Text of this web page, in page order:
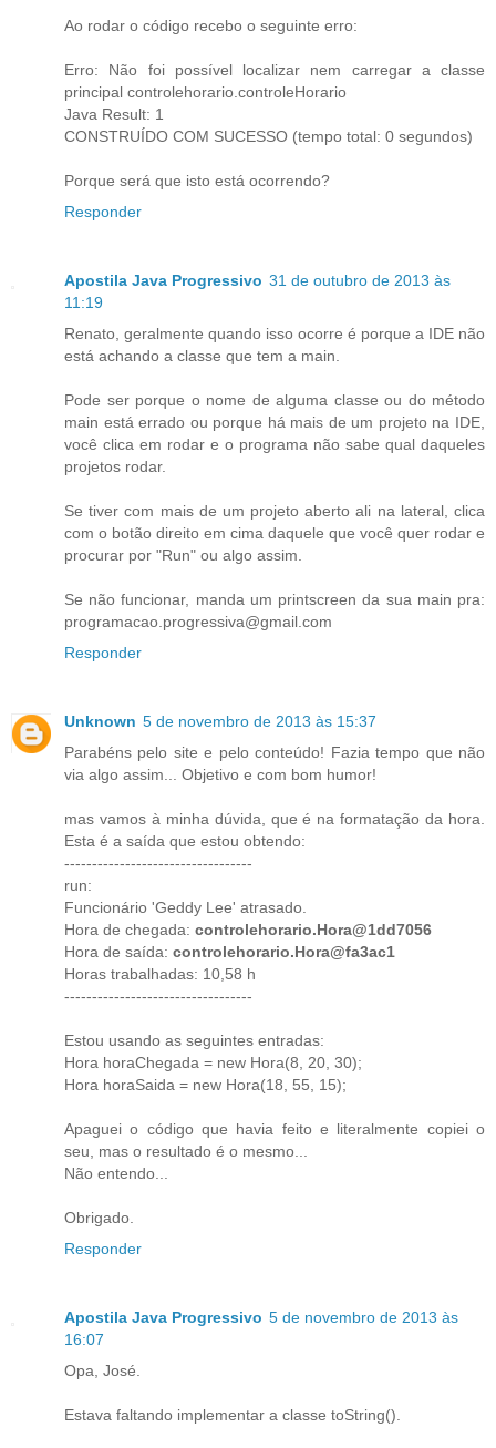
Ao rodar o código recebo o seguinte erro:
Erro: Não foi possível localizar nem carregar a classe
principal controlehorario.controleHorario
Java Result: 1
CONSTRUÍDO COM SUCESSO (tempo total: 0 segundos)
Porque será que isto está ocorrendo?
Responder
Apostila Java Progressivo 31 de outubro de 2013 às
11:19
Renato, geralmente quando isso ocorre é porque a IDE não
está achando a classe que tem a main.
Pode ser porque o nome de alguma classe ou do método
main está errado ou porque há mais de um projeto na IDE,
você clica em rodar e o programa não sabe qual daqueles
projetos rodar.
Se tiver com mais de um projeto aberto ali na lateral, clica
com o botão direito em cima daquele que você quer rodar e
procurar por "Run" ou algo assim.
Se não funcionar, manda um printscreen da sua main pra:
programacao.progressiva@gmail.com
Responder
Unknown 5 de novembro de 2013 às 15:37
Parabéns pelo site e pelo conteúdo! Fazia tempo que não
via algo assim... Objetivo e com bom humor!
mas vamos à minha dúvida, que é na formatação da hora.
Esta é a saída que estou obtendo:
----------------------------------
run:
Funcionário 'Geddy Lee' atrasado.
Hora de chegada: controlehorario.Hora@1dd7056
Hora de saída: controlehorario.Hora@fa3ac1
Horas trabalhadas: 10,58 h
----------------------------------
Estou usando as seguintes entradas:
Hora horaChegada = new Hora(8, 20, 30);
Hora horaSaida = new Hora(18, 55, 15);
Apaguei o código que havia feito e literalmente copiei o
seu, mas o resultado é o mesmo...
Não entendo...
Obrigado.
Responder
Apostila Java Progressivo 5 de novembro de 2013 às
16:07
Opa, José.
Estava faltando implementar a classe toString().